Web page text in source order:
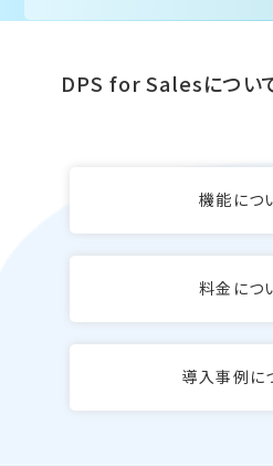
DPS for Salesについ
機能につ
料金につ
導入事例に